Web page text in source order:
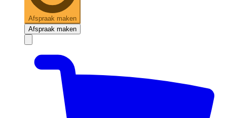
Afspraak maken
Afspraak maken